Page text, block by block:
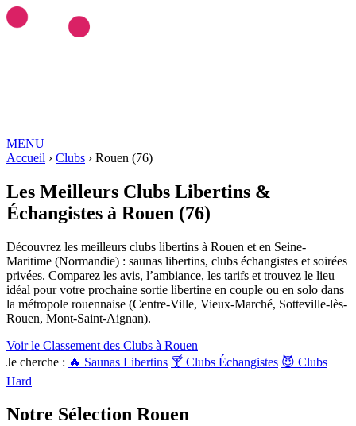
MENU
Love ROOMS COQUINES
Franche-Comté BretagneCentre-Val-de-LoireGrand-Est
FranceÎle-de-FranceNormandieNouvelle-AquitaineOccitanie
de-la-LoireProvence-Alpes-Côte-d'Azur
LIBERTINAGEClub Libertin NousLibDominationMaîtresse
DominatricePetite Amie VirtuelleCandy AI
MON COMPTE
ConnexionTableau de bord
ANNONCER SUR KINKYEE
Ajouter son hébergement coquin
Guides & Conseils IA sexuelleKink & Fantasmes
BDSMRencontre & Libertinage Escapade Coquine
Accueil › Clubs › Rouen (76)
Les Meilleurs Clubs Libertins &
Échangistes à Rouen (76)
Découvrez les meilleurs clubs libertins à Rouen et en Seine-
Maritime (Normandie) : saunas libertins, clubs échangistes et soirées
privées. Comparez les avis, l’ambiance, les tarifs et trouvez le lieu
idéal pour votre prochaine sortie libertine en couple ou en solo dans
la métropole rouennaise (Centre-Ville, Vieux-Marché, Sotteville-lès-
Rouen, Mont-Saint-Aignan).
Voir le Classement des Clubs à Rouen
Je cherche : 🔥 Saunas Libertins 🍸 Clubs Échangistes 😈 Clubs
Hard
Notre Sélection Rouen